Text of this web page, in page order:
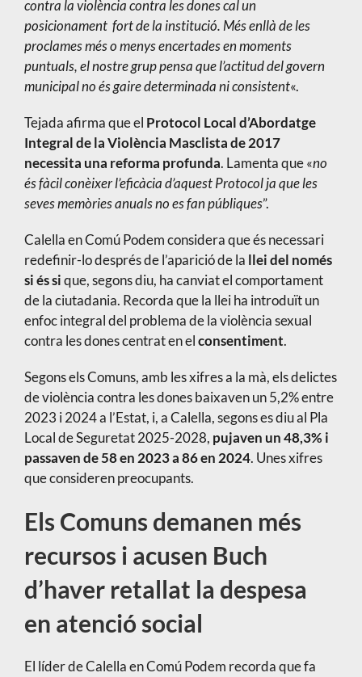
contra la violència contra les dones cal un
posicionament fort de la institució. Més enllà de les
proclames més o menys encertades en moments
puntuals, el nostre grup pensa que l’actitud del govern
municipal no és gaire determinada ni consistent«.
Tejada afirma que el Protocol Local d’Abordatge
Integral de la Violència Masclista de 2017
necessita una reforma profunda. Lamenta que «no
és fàcil conèixer l’eficàcia d’aquest Protocol ja que les
seves memòries anuals no es fan públiques”.
Calella en Comú Podem considera que és necessari
redefinir-lo després de l’aparició de la llei del només
si és sique, segons diu, ha canviat el comportament
de la ciutadania. Recorda que la llei ha introduït un
enfoc integral del problema de la violència sexual
contra les dones centrat en elconsentiment.
Segons els Comuns, amb les xifres a la mà, els delictes
de violència contra les dones baixaven un 5,2% entre
2023 i 2024 a l’Estat, i, a Calella, segons es diu al Pla
Local de Seguretat 2025-2028, pujaven un 48,3% i
passaven de 58 en 2023 a 86 en 2024. Unes xifres
que consideren preocupants.
Els Comuns demanen més
recursos i acusen Buch
d’haver retallat la despesa
en atenció social
El líder de Calella en Comú Podem recorda que fa